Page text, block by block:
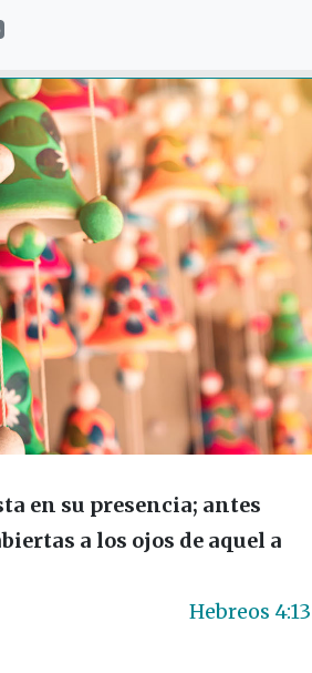
en su presencia; antes
a los ojos de aquel a
Hebreos 4:13